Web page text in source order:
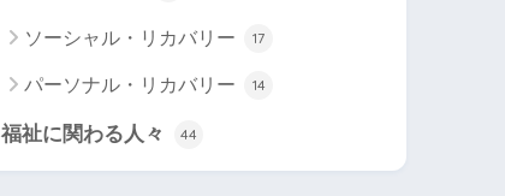
ソーシャル・リカバリー 17
パーソナル・リカバリー 14
福祉に関わる人々 44